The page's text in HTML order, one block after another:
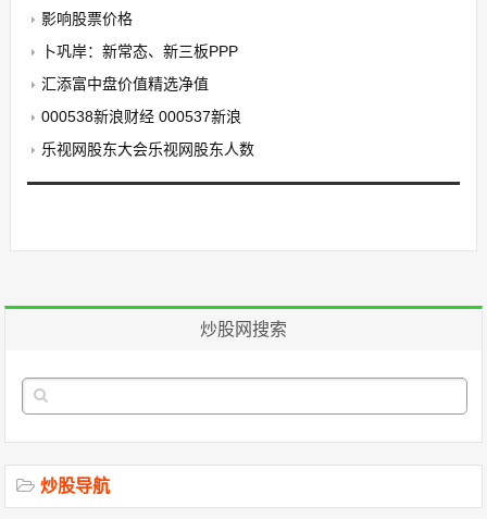
影响股票价格
卜巩岸：新常态、新三板PPP
汇添富中盘价值精选净值
000538新浪财经 000537新浪
乐视网股东大会乐视网股东人数
炒股网搜索
炒股导航